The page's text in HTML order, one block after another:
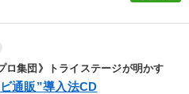
ロ集団》トライステージが明かす
通販”導入法CD